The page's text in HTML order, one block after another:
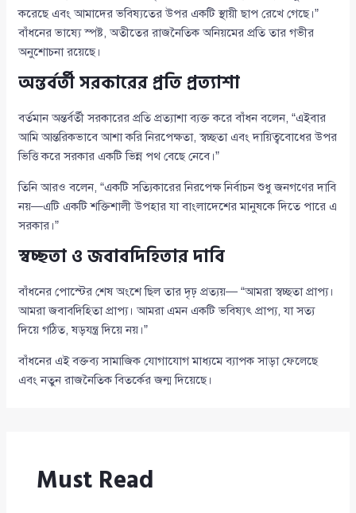
করেছে এবং আমাদের ভবিষ্যতের উপর একটি স্থায়ী ছাপ রেখে গেছে।”
বাঁধনের ভাষ্যে স্পষ্ট, অতীতের রাজনৈতিক অনিয়মের প্রতি তার গভীর
অনুশোচনা রয়েছে।
অন্তর্বর্তী সরকারের প্রতি প্রত্যাশা
বর্তমান অন্তর্বর্তী সরকারের প্রতি প্রত্যাশা ব্যক্ত করে বাঁধন বলেন, “এইবার
আমি আন্তরিকভাবে আশা করি নিরপেক্ষতা, স্বচ্ছতা এবং দায়িত্ববোধের উপর
ভিত্তি করে সরকার একটি ভিন্ন পথ বেছে নেবে।”
তিনি আরও বলেন, “একটি সত্যিকারের নিরপেক্ষ নির্বাচন শুধু জনগণের দাবি
নয়—এটি একটি শক্তিশালী উপহার যা বাংলাদেশের মানুষকে দিতে পারে এ
সরকার।”
স্বচ্ছতা ও জবাবদিহিতার দাবি
বাঁধনের পোস্টের শেষ অংশে ছিল তার দৃঢ় প্রত্যয়— “আমরা স্বচ্ছতা প্রাপ্য।
আমরা জবাবদিহিতা প্রাপ্য। আমরা এমন একটি ভবিষ্যৎ প্রাপ্য, যা সত্য
দিয়ে গঠিত, ষড়যন্ত্র দিয়ে নয়।”
বাঁধনের এই বক্তব্য সামাজিক যোগাযোগ মাধ্যমে ব্যাপক সাড়া ফেলেছে
এবং নতুন রাজনৈতিক বিতর্কের জন্ম দিয়েছে।
Must Read